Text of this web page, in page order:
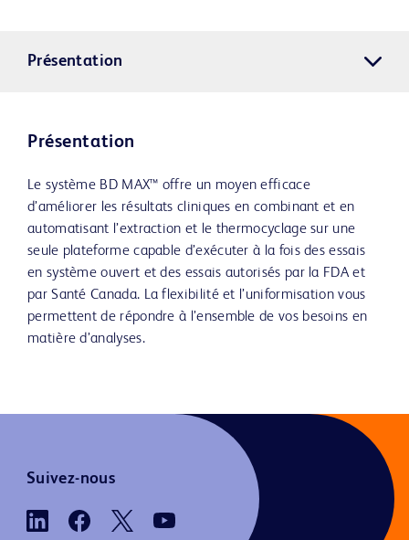
Présentation
Présentation
Le système BD MAX™ offre un moyen efficace
d’améliorer les résultats cliniques en combinant et en
automatisant l’extraction et le thermocyclage sur une
seule plateforme capable d’exécuter à la fois des essais
en système ouvert et des essais autorisés par la FDA et
par Santé Canada. La flexibilité et l’uniformisation vous
permettent de répondre à l’ensemble de vos besoins en
matière d’analyses.
Suivez-nous